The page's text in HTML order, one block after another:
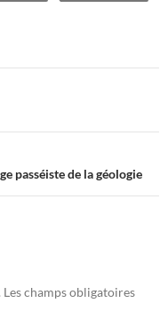
passéiste de la géologie
Les champs obligatoires